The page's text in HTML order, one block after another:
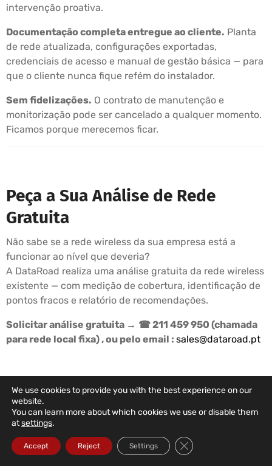
intervenção proativa.
Documentação completa entregue ao cliente. Planta
de rede atualizada, configurações exportadas,
credenciais de acesso e manual de gestão básica — para
que o cliente nunca fique refém do instalador.
Sem fidelizações. O contrato de manutenção e
monitorização pode ser cancelado a qualquer momento.
Ficamos porque merecemos ficar.
Peça a Sua Análise de Rede
Gratuita
Não sabe se a rede wireless da sua empresa está a
funcionar ao nível que deveria?
A DataRoad realiza uma análise gratuita da rede wireless
existente — com medição de cobertura, identificação de
pontos fracos e relatório de recomendações.
Solicitar análise gratuita → ☎ 211 459 950 (chamada
para rede local fixa) , ou pelo email : sales@dataroad.pt
DATAROAD SUPPORT PLANS
Your Company's IT
In The Right Hands
We use cookies to provide you with the best experience on our
website.
You can learn more about which cookies we use or disable them
atsettings.
Accept Reject Settings Close GDPR Cookie